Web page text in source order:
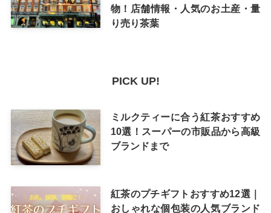
物！店舗情報・人気のお土産・量
り売り茶葉
PICK UP!
ミルクティーに合う紅茶おすすめ
10選！スーパーの市販品から高級
ブランドまで
紅茶のプチギフトおすすめ12選｜
おしゃれな個包装の人気ブランド